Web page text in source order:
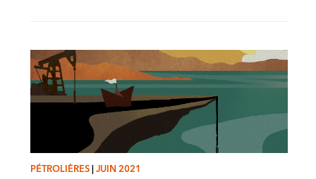
PÉTROLIÈRES|JUIN 2021